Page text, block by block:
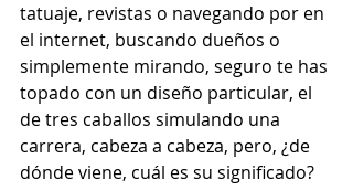
tatuaje, revistas o navegando por en
el internet, buscando dueños o
simplemente mirando, seguro te has
topado con un diseño particular, el
de tres caballos simulando una
carrera, cabeza a cabeza, pero, ¿de
dónde viene, cuál es su significado?